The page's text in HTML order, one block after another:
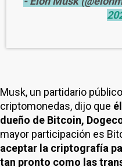
Musk, un partidario
criptomonedas, dijo que
dueño de Bitcoin,
mayor participación es
aceptar la criptografía
tan pronto como las